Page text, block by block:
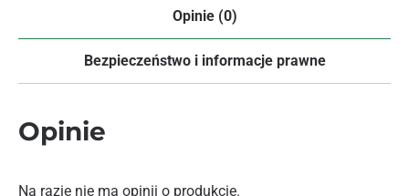
Opinie (0)
Bezpieczeństwo i informacje prawne
Opinie
Na razie nie ma opinii o produkcie.